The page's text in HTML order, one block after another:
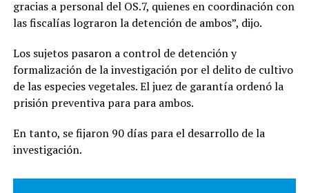
gracias a personal del OS.7, quienes en coordinación con
las fiscalías lograron la detención de ambos”, dijo.
Los sujetos pasaron a control de detención y
formalización de la investigación por el delito de cultivo
de las especies vegetales. El juez de garantía ordenó la
prisión preventiva para para ambos.
En tanto, se fijaron 90 días para el desarrollo de la
investigación.